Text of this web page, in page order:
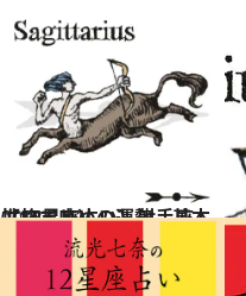
2021.12.1
【12星座占い】射手座（いて座）の運勢、基本性格まとめ
占い